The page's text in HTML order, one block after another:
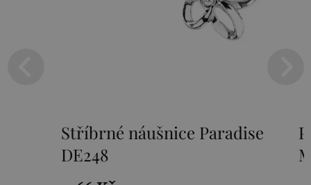
Stříbrné náušnice Paradise
DE248